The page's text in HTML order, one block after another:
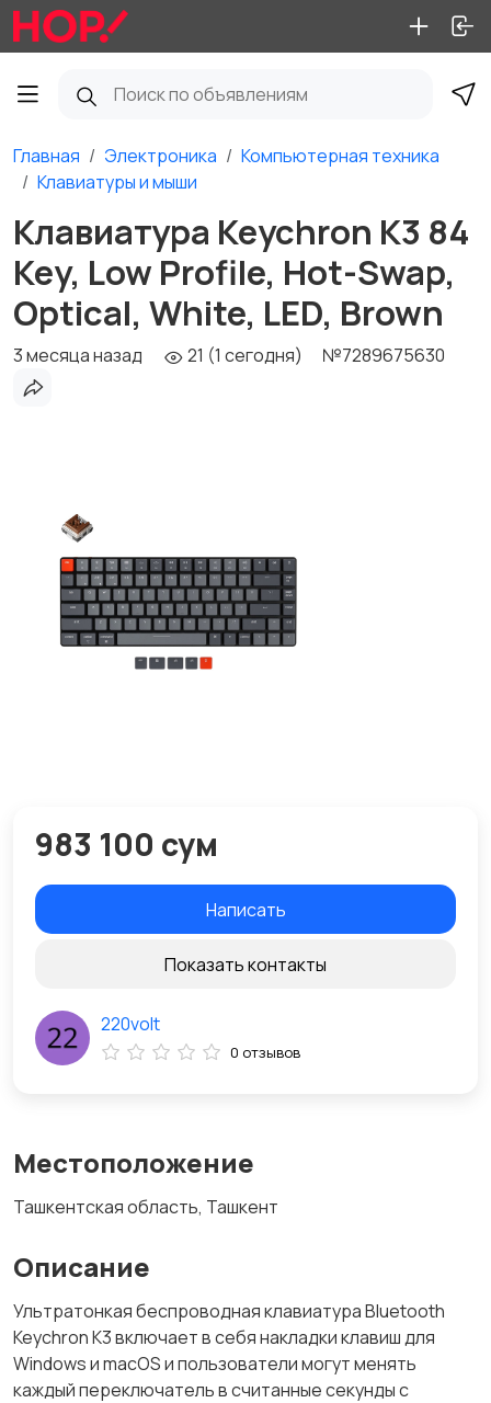
Главная Электроника
Компьютерная техника
Клавиатуры и мыши
Клавиатура Keychron K3 84
Key, Low Profile, Hot-Swap,
Optical, White, LED, Brown
3 месяца назад 21 (1 сегодня) №7289675630
Местоположение
Ташкентская область, Ташкент
Описание
Ультратонкая беспроводная клавиатура Bluetooth
Keychron K3 включает в себя накладки клавиш для
Windows и macOS и пользователи могут менять
каждый переключатель в считанные секунды с
983 100 сум
Написать
Показать контакты
220volt
0 отзывов